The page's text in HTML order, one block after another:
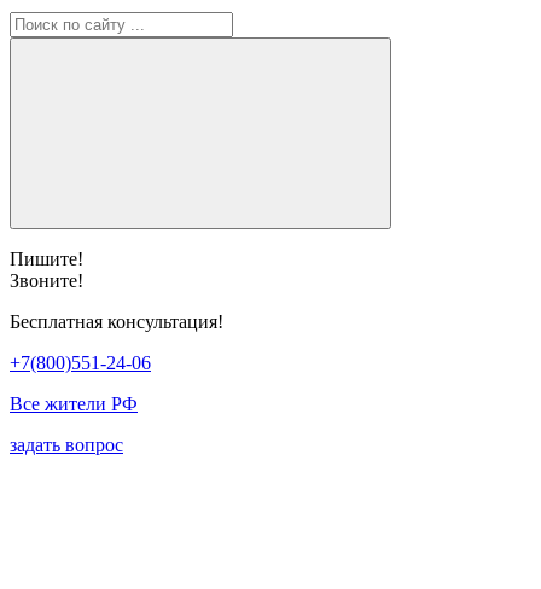
Пишите!
Звоните!
Бесплатная консультация!
+7(800)551-24-06
Все жители РФ
задать вопрос